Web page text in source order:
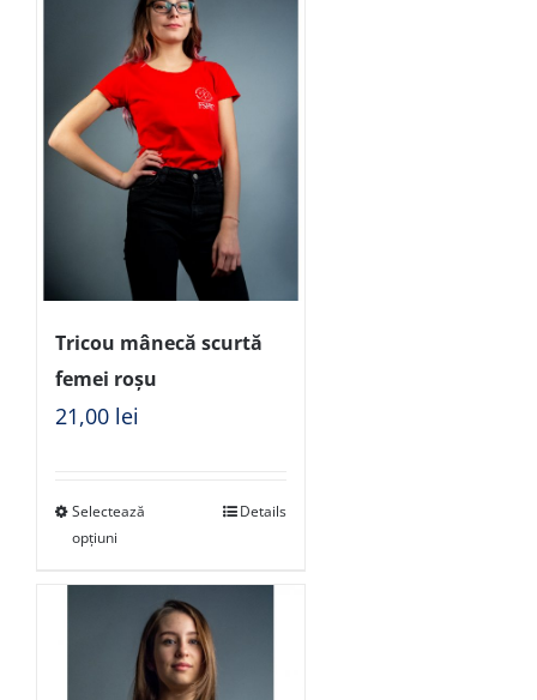
Tricou mânecă scurtă
femei roșu
21,00 lei
Selectează
opțiuni
Details